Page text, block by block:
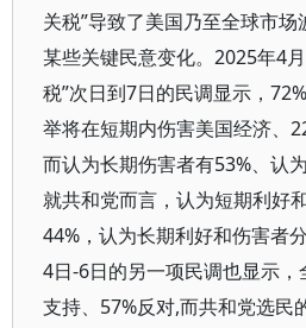
关税”导致了美国乃至全球市
某些关键民意变化。2025年4
税”次日到7日的民调显示，
举将在短期内伤害美国经济、
而认为长期伤害者有53%、认
就共和党而言，认为短期利好
44%，认为长期利好和伤害者
4日-6日的另一项民调也显示
支持、57%反对,而共和党选民